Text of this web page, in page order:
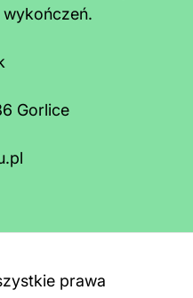
Gorlice
prawa